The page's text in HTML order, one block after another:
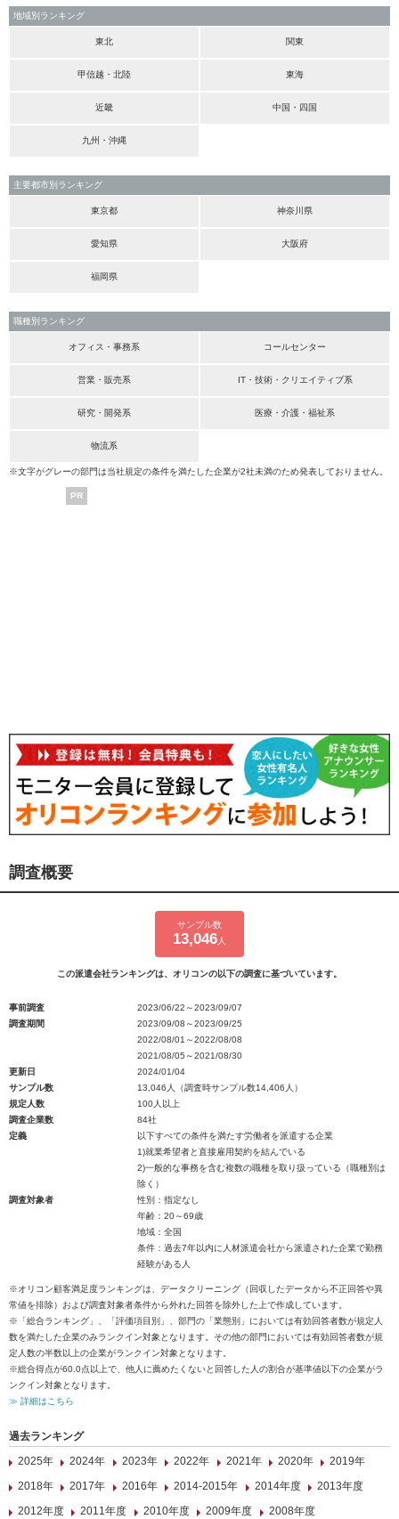
地域別ランキング
東北 関東
甲信越・北陸 東海
近畿 中国・四国
九州・沖縄
主要都市別ランキング
東京都 神奈川県
愛知県 大阪府
福岡県
職種別ランキング
オフィス・事務系 コールセンター
営業・販売系 IT・技術・クリエイティブ系
研究・開発系 医療・介護・福祉系
物流系
※文字がグレーの部門は当社規定の条件を満たした企業が2社未満のため発表しておりません。
PR
調査概要
サンプル数
13,046 人
この派遣会社ランキングは、オリコンの以下の調査に基づいています。
事前調査
2023/06/22～2023/09/07
調査期間
2023/09/08～2023/09/25
2022/08/01～2022/08/08
2021/08/05～2021/08/30
更新日
2024/01/04
サンプル数
13,046人（調査時サンプル数14,406人）
規定人数
100人以上
調査企業数
84社
定義
以下すべての条件を満たす労働者を派遣する企業
1)就業希望者と直接雇用契約を結んでいる
2)一般的な事務を含む複数の職種を取り扱っている（職種別は
除く）
調査対象者
性別：指定なし
年齢：20～69歳
地域：全国
条件：過去7年以内に人材派遣会社から派遣された企業で勤務
経験がある人
※オリコン顧客満足度ランキングは、データクリーニング（回収したデータから不正回答や異
常値を排除）および調査対象者条件から外れた回答を除外した上で作成しています。
※「総合ランキング」、「評価項目別」、部門の「業態別」においては有効回答者数が規定人
数を満たした企業のみランクイン対象となります。その他の部門においては有効回答者数が規
定人数の半数以上の企業がランクイン対象となります。
※総合得点が60.0点以上で、他人に薦めたくないと回答した人の割合が基準値以下の企業がラ
ンクイン対象となります。
≫ 詳細はこちら
過去ランキング
2025年
2024年 2023年 2022年 2021年 2020年
2019年
2018年
2017年 2016年 2014-2015年 2014年度
2013年度
2012年度
2011年度 2010年度 2009年度 2008年度